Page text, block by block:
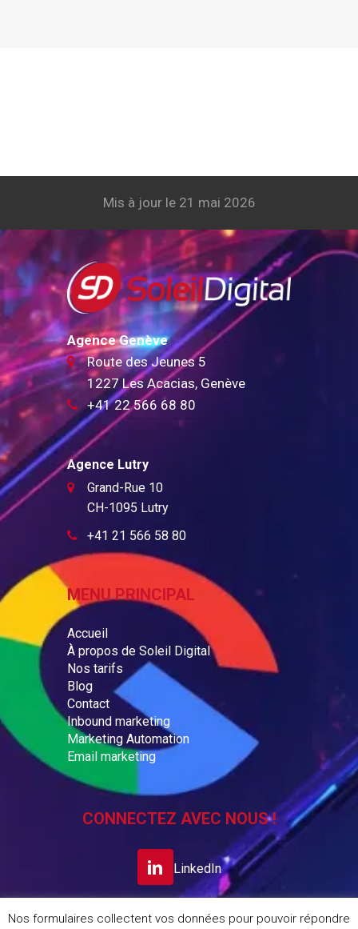
Mis à jour le 21 mai 2026
Agence Genève
Route des Jeunes 5
1227 Les Acacias, Genève
+41 22 566 68 80
Agence Lutry
Grand-Rue 10
CH-1095 Lutry
+41 21 566 58 80
MENU PRINCIPAL
Accueil
À propos de Soleil Digital
Nos tarifs
Blog
Contact
Inbound marketing
Marketing Automation
Email marketing
CONNECTEZ AVEC NOUS !
LinkedIn
Nos formulaires collectent vos données pour pouvoir répondre